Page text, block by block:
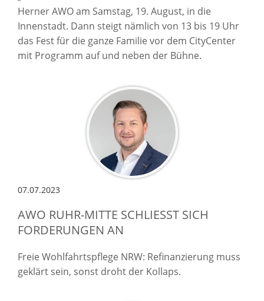
Herner AWO am Samstag, 19. August, in die
Innenstadt. Dann steigt nämlich von 13 bis 19 Uhr
das Fest für die ganze Familie vor dem CityCenter
mit Programm auf und neben der Bühne.
07.07.2023
AWO RUHR-MITTE SCHLIESST SICH F
ORDERUNGEN AN
Freie Wohlfahrtspflege NRW: Refinanzierung muss
geklärt sein, sonst droht der Kollaps.